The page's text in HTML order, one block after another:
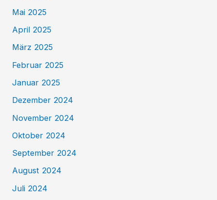
Mai 2025
April 2025
März 2025
Februar 2025
Januar 2025
Dezember 2024
November 2024
Oktober 2024
September 2024
August 2024
Juli 2024